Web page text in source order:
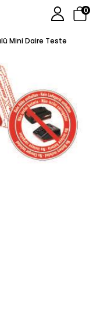
0
Mini Daire Teste